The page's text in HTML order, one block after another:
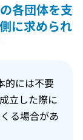
各団体を支
に求められ
的には不要
立した際に
る場合があ